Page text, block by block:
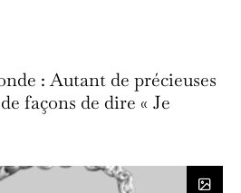
: Autant de précieuses
façons de dire « Je